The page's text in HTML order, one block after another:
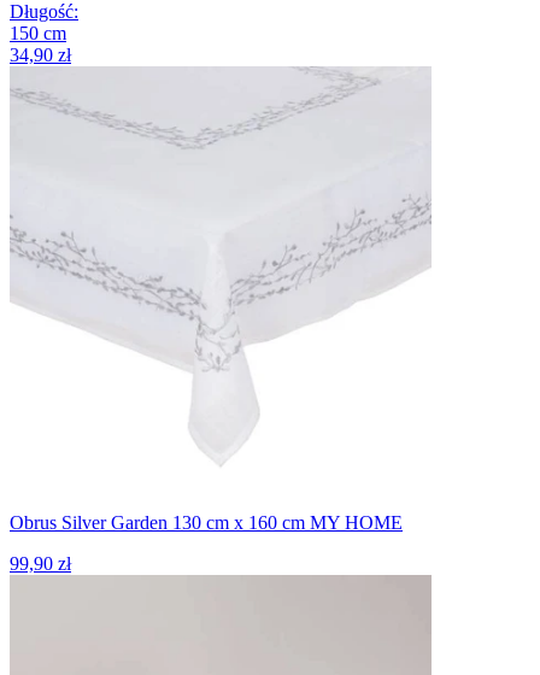
Długość:
150 cm
34,90 zł
Obrus Silver Garden 130 cm x 160 cm MY HOME
99,90 zł